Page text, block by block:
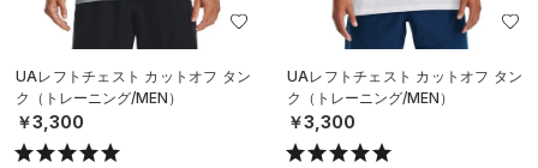
UAレフトチェスト カットオフ タン
ク（トレーニング/MEN）
￥3,300
UAレフトチェスト カットオフ タン
ク（トレーニング/MEN）
￥3,300